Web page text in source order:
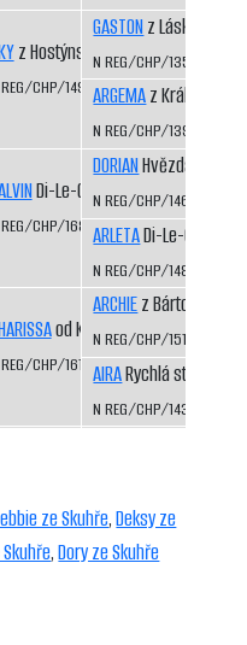
16
18
z Hostýnského trailu
CHP/1498/09/12
Di-Le-Grej
CHP/1686/13/15
od Kamenité říčky
CHP/1615/12/14
GASTONz Láskova
N REG/CHP/1354/04/06
ARGEMAz Království
N REG/CHP/1394/06/
DORIANHvězda
N REG/CHP/1461/07/10
ARLETADi-Le-Grej
N REG/CHP/1486/08/10
ARCHIEz Bártova háje
N REG/CHP/1515/09/11
AIRARychlá stopa
N REG/CHP/1435/07/09
ze Skuhře,Deksy ze
,Dory ze Skuhře